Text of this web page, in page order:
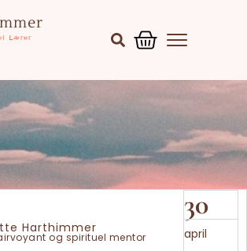
Lærer
Harthimmer
og spirituel mentor
30
april